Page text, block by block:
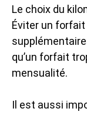
Le choix du
Éviter un
qu’un forfait
mensualité.
Il est aussi